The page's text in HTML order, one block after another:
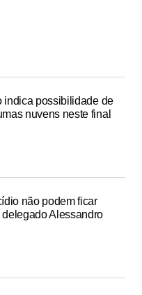
indica possibilidade de
nuvens neste final
não podem ficar
delegado Alessandro